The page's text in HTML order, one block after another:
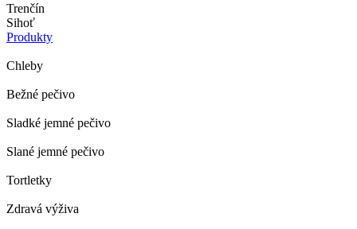
Trenčín
Sihoť
Produkty
Chleby
Bežné pečivo
Sladké jemné pečivo
Slané jemné pečivo
Tortletky
Zdravá výživa